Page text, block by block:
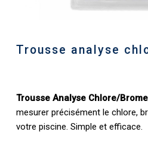
Trousse analyse
Trousse Analyse Chlore/
mesurer précisément le chlore,
votre piscine. Simple et efficace.